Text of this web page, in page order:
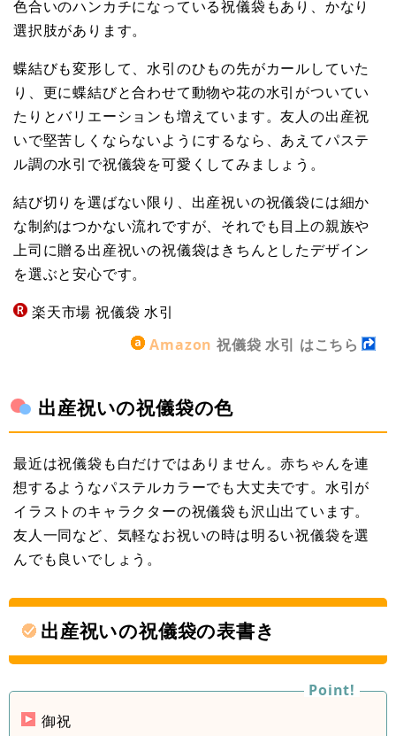
色合いのハンカチになっている祝儀袋もあり、かなり
選択肢があります。
蝶結びも変形して、水引のひもの先がカールしていた
り、更に蝶結びと合わせて動物や花の水引がついてい
たりとバリエーションも増えています。友人の出産祝
いで堅苦しくならないようにするなら、あえてパステ
ル調の水引で祝儀袋を可愛くしてみましょう。
結び切りを選ばない限り、出産祝いの祝儀袋には細か
な制約はつかない流れですが、それでも目上の親族や
上司に贈る出産祝いの祝儀袋はきちんとしたデザイン
を選ぶと安心です。
楽天市場 祝儀袋 水引
Amazon 祝儀袋 水引 はこちら
出産祝いの祝儀袋の色
最近は祝儀袋も白だけではありません。赤ちゃんを連
想するようなパステルカラーでも大丈夫です。水引が
イラストのキャラクターの祝儀袋も沢山出ています。
友人一同など、気軽なお祝いの時は明るい祝儀袋を選
んでも良いでしょう。
出産祝いの祝儀袋の表書き
御祝